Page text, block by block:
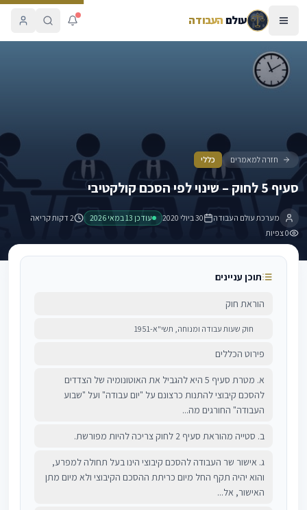
עולםהעבודה
סעיף 5 לחוק – שינוי לפי הסכם קולקטיבי
חזרה למאמרים כללי
סעיף 5 לחוק – שינוי לפי הסכם קולקטיבי
מערכת עולם העבודה 30 ביולי 2020 עודכן 13 במאי 2026
2 דקות קריאה
0צפיות
תוכן עניינים
הוראת חוק
חוק שעות עבודה ומנוחה, תשי"א-1951
פירוט הכללים
א. מטרת סעיף 5 היא להגביל את האוטונומיה של הצדדים
להסכם קיבוצי להתנות כרצונם על "יום עבודה" ועל "שבוע
העבודה" החורגים מה...
ב. סטייה מהוראת סעיף 2 לחוק צריכה להיות מפורשת.
ג. אישור שר העבודה להסכם קיבוצי הינו בעל תחולה למפרע,
והוא יהיה תקף החל מיום כריתת ההסכם הקיבוצי ולא מיום מתן
האישור, אל...